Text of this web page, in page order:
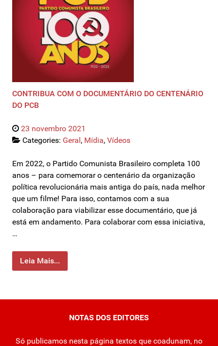
CONTRIBUA COM O DOCUMENTÁRIO DO CENTENÁRIO
DO PCB
23 novembro 2021
Categories: Geral, Mídia, Vídeos
Em 2022, o Partido Comunista Brasileiro completa 100
anos – para comemorar o centenário da organização
política revolucionária mais antiga do país, nada melhor
que um filme! Para isso, contamos com a sua
colaboração para viabilizar esse documentário, que já
está em andamento. Para colaborar com essa iniciativa,
…
Leia Mais...
NOTAS DOS EDITORES
Só publicamos nesta página textos que coadunam, no